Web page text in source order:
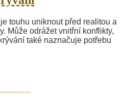
touhu uniknout před realitou a
Může odrážet vnitřní konflikty,
také naznačuje potřebu